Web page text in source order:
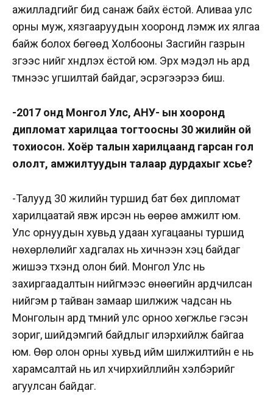
ажилладгийг бид санаж байх ёстой. Аливаа улс
орны муж, хязгааруудын хооронд үлэмж их ялгаа
байж болох бөгөөд Холбооны Засгийн газрын
зүгээс үүнийг хүндлэх ёстой юм. Эрх мэдэл нь ард
түмнээс угшилтай байдаг, эсрэгээрээ биш.
-2017 онд Монгол Улс, АНУ- ын хооронд
дипломат харилцаа тогтоосны 30 жилийн ой
тохиосон. Хоёр талын харилцаанд гарсан гол
ололт, амжилтуудын талаар дурдахыг хүсье?
-Талууд 30 жилийн туршид бат бөх дипломат
харилцаатай явж ирсэн нь өөрөө амжилт юм.
Улс орнуудын хувьд удаан хугацааны туршид
нөхөрлөлийг хадгалах нь хичнээн хэцүү байдаг
жишээ түүхэнд олон бий. Монгол Улс нь
захиргаадалтын нийгмээс өнөөгийн ардчилсан
нийгэм рүү тайван замаар шилжиж чадсан нь
Монголын ард түмний улс орноо хөгжүүлье гэсэн
зориг, шийдэмгий байдлыг илэрхийлж байгаа
юм. Өөр олон орны хувьд ийм шилжилтийн үе нь
харамсалтай нь илүү хүчирхийллийн хэлбэрийг
агуулсан байдаг.